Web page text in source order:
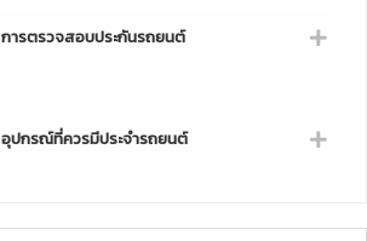
การตรวจสอบประกันรถยนต์
อุปกรณ์ที่ควรมีประจำรถยนต์